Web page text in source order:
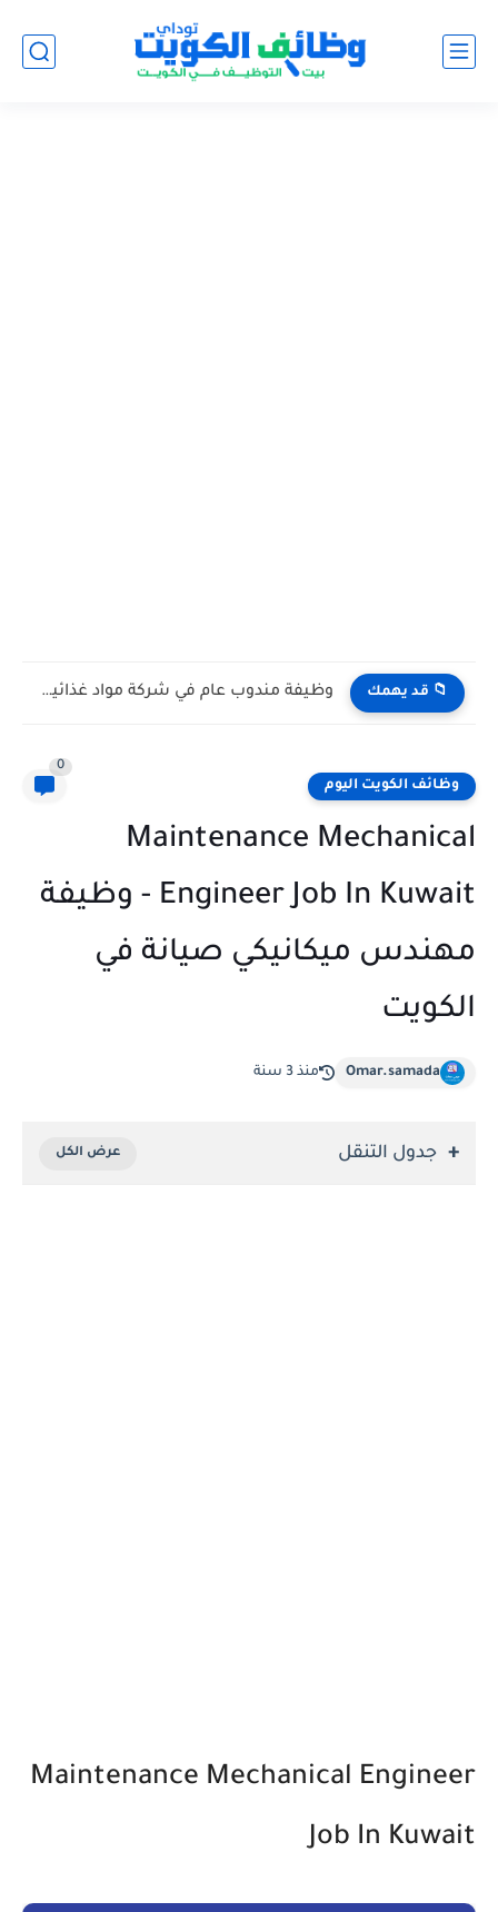
📁 قد يهمك وظيفة مندوب عام في شركة مواد غذائية بالكويت General Public...
وظائف الكويت اليوم
0
Maintenance Mechanical
Engineer Job In Kuwait - وظيفة
مهندس ميكانيكي صيانة في
الكويت
Omar.samada منذ 3 سنة
جدول التنقل
Maintenance Mechanical Engineer
Job In Kuwait